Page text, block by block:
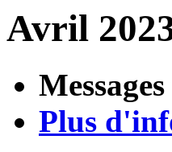
Avril
Plus